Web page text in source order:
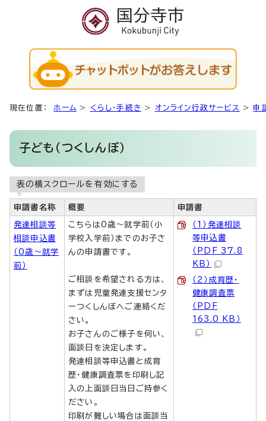
現在位置： ホーム > くらし・手続き > オンライン行政サービス > 申
子ども（つくしんぼ）
表の横スクロールを有効にする
申請書名称 概要 申請書
発達相談等
相談申込書
（0歳～就学
前）
こちらは0歳～就学前（小
学校入学前）までのお子さ
んの申請書です。
ご相談を希望される方は、
まずは児童発達支援センタ
ーつくしんぼへご連絡くだ
さい。
お子さんのご様子を伺い、
面談日を決定します。
発達相談等申込書と成育
歴・健康調査票を印刷し記
入の上面談日当日ご持参く
ださい。
印刷が難しい場合は面談当
（1）発達相談
等申込書
（PDF 37.8
KB）
（2）成育歴・
健康調査票
（PDF
163.0 KB）